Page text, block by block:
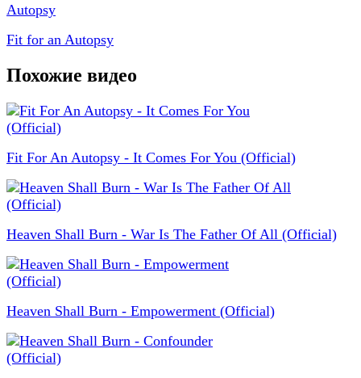
Fit for an Autopsy
Похожие видео
Fit For An Autopsy - It Comes For You (Official)
Heaven Shall Burn - War Is The Father Of All (Official)
Heaven Shall Burn - Empowerment (Official)